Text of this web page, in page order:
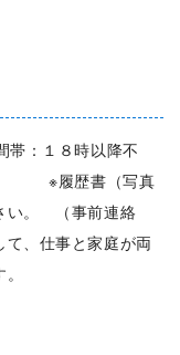
：１８時以降不
） ※履歴書（写真
い。 （事前連絡
、仕事と家庭が両